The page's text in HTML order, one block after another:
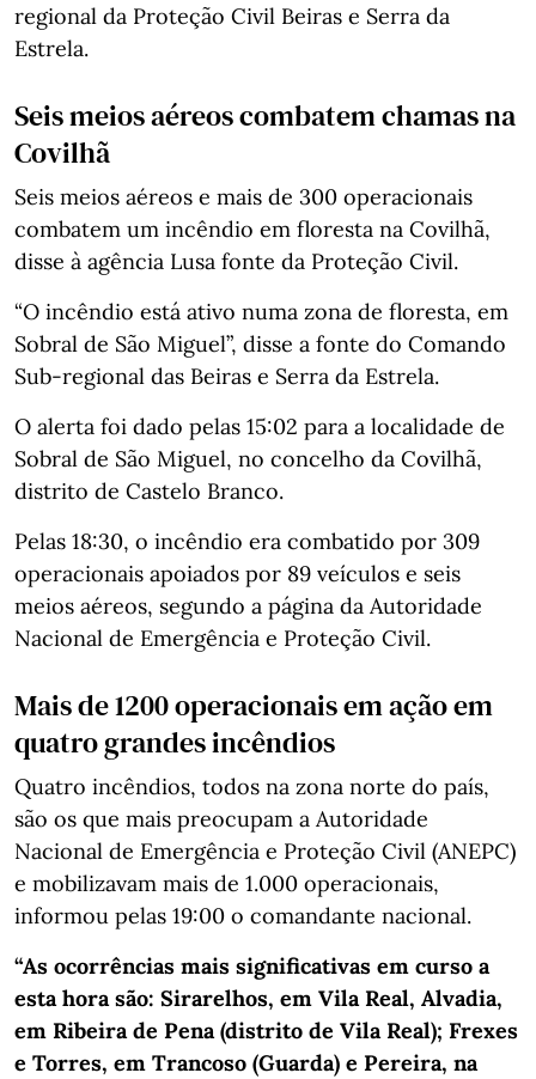
regional da Proteção Civil Beiras e Serra da
Estrela.
Seis meios aéreos combatem chamas na
Covilhã
Seis meios aéreos e mais de 300 operacionais
combatem um incêndio em floresta na Covilhã,
disse à agência Lusa fonte da Proteção Civil.
“O incêndio está ativo numa zona de floresta, em
Sobral de São Miguel”, disse a fonte do Comando
Sub-regional das Beiras e Serra da Estrela.
O alerta foi dado pelas 15:02 para a localidade de
Sobral de São Miguel, no concelho da Covilhã,
distrito de Castelo Branco.
Pelas 18:30, o incêndio era combatido por 309
operacionais apoiados por 89 veículos e seis
meios aéreos, segundo a página da Autoridade
Nacional de Emergência e Proteção Civil.
Mais de 1200 operacionais em ação em
quatro grandes incêndios
Quatro incêndios, todos na zona norte do país,
são os que mais preocupam a Autoridade
Nacional de Emergência e Proteção Civil (ANEPC)
e mobilizavam mais de 1.000 operacionais,
informou pelas 19:00 o comandante nacional.
“As ocorrências mais significativas em curso a
esta hora são: Sirarelhos, em Vila Real, Alvadia,
em Ribeira de Pena (distrito de Vila Real); Frexes
e Torres, em Trancoso (Guarda) e Pereira, na